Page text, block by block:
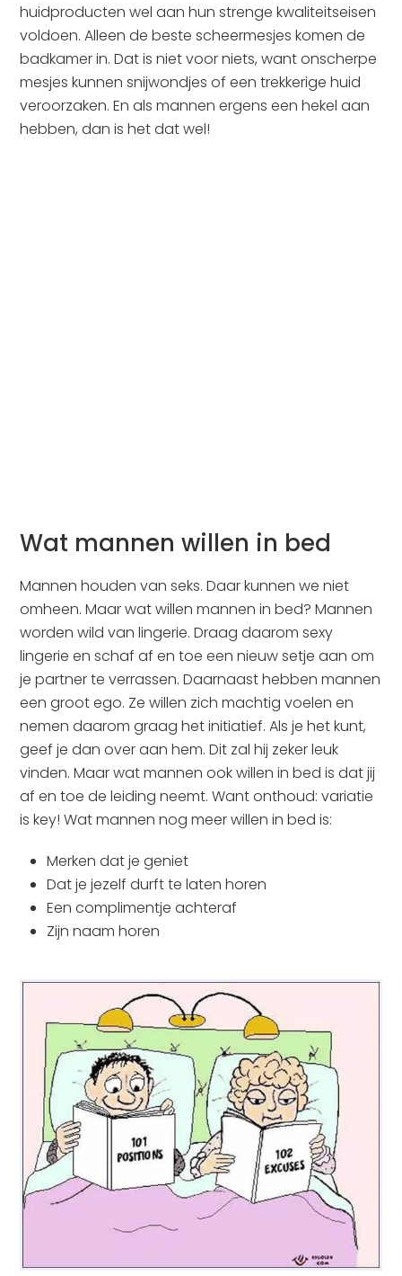
huidproducten wel aan hun strenge kwaliteitseisen
voldoen. Alleen de beste scheermesjes komen de
badkamer in. Dat is niet voor niets, want onscherpe
mesjes kunnen snijwondjes of een trekkerige huid
veroorzaken. En als mannen ergens een hekel aan
hebben, dan is het dat wel!
Wat mannen willen in bed
Mannen houden van seks. Daar kunnen we niet
omheen. Maar wat willen mannen in bed? Mannen
worden wild van lingerie. Draag daarom sexy
lingerie en schaf af en toe een nieuw setje aan om
je partner te verrassen. Daarnaast hebben mannen
een groot ego. Ze willen zich machtig voelen en
nemen daarom graag het initiatief. Als je het kunt,
geef je dan over aan hem. Dit zal hij zeker leuk
vinden. Maar wat mannen ook willen in bed is dat jij
af en toe de leiding neemt. Want onthoud: variatie
is key! Wat mannen nog meer willen in bed is:
Merken dat je geniet
Dat je jezelf durft te laten horen
Een complimentje achteraf
Zijn naam horen